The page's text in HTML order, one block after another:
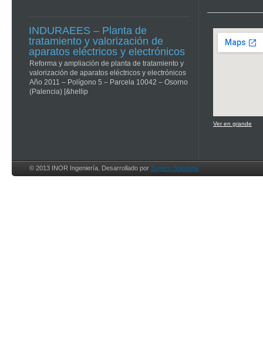
INDURAEES – Planta de
tratamiento y valorización de
aparatos eléctricos y electrónicos
Reforma y ampliación de planta de tratamiento y
valorización de aparatos eléctricos y electrónicos
Año 2011 – Polígono 5 – Parcela 10042 – Osorno
(Palencia) [&hellip
Ver en grande
© 2013 INOR Ingeniería. Desarrollado por Suyero Solutions